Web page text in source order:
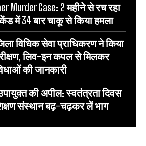
Murder Case: 2 महीने से रच रहा
में 34 बार चाकू से किया हमला
जिला विधिक सेवा प्राधिकरण ने किया
लिव-इन कपल से मिलकर
की जानकारी
: उपायुक्त की अपील: स्वतंत्रता दिवस
संस्थान बढ़-चढ़कर लें भाग